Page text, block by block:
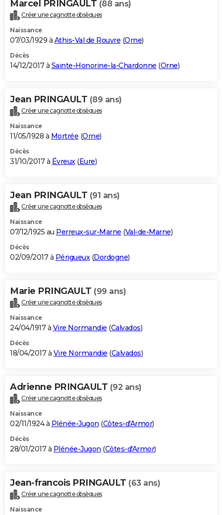
Marcel PRINGAULT (88 ans)
Créer une cagnotte obsèques
Naissance
07/03/1929 à Athis-Val de Rouvre (Orne)
Décès
14/12/2017 à Sainte-Honorine-la-Chardonne (Orne)
Jean PRINGAULT (89 ans)
Créer une cagnotte obsèques
Naissance
11/05/1928 à Mortrée (Orne)
Décès
31/10/2017 à Évreux(Eure)
Jean PRINGAULT (91 ans)
Créer une cagnotte obsèques
Naissance
07/12/1925 au Perreux-sur-Marne (Val-de-Marne)
Décès
02/09/2017 à Périgueux(Dordogne)
Marie PRINGAULT (99 ans)
Créer une cagnotte obsèques
Naissance
24/04/1917 à Vire Normandie (Calvados)
Décès
18/04/2017 à Vire Normandie (Calvados)
Adrienne PRINGAULT (92 ans)
Créer une cagnotte obsèques
Naissance
02/11/1924 à Plénée-Jugon (Côtes-d'Armor)
Décès
28/01/2017 à Plénée-Jugon (Côtes-d'Armor)
Jean-francois PRINGAULT (63 ans)
Créer une cagnotte obsèques
Naissance